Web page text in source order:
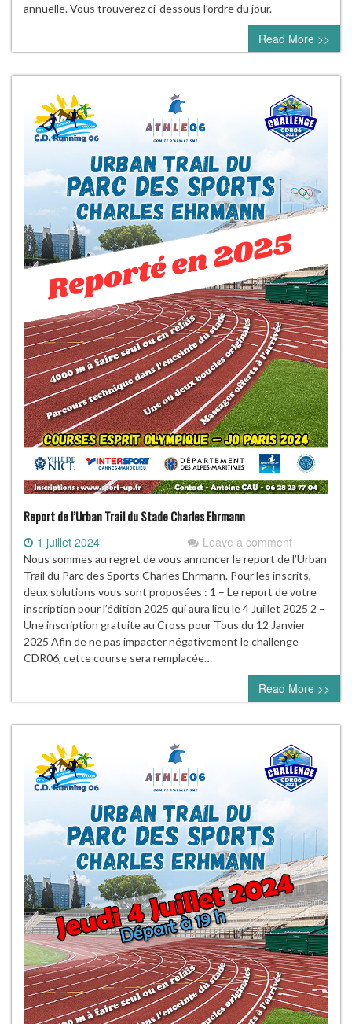
annuelle. Vous trouverez ci-dessous l’ordre du jour.
Read More >>
Report de l’Urban Trail du Stade Charles Ehrmann
1 juillet 2024 Leave a comment
Nous sommes au regret de vous annoncer le report de l’Urban
Trail du Parc des Sports Charles Ehrmann. Pour les inscrits,
deux solutions vous sont proposées : 1 – Le report de votre
inscription pour l’édition 2025 qui aura lieu le 4 Juillet 2025 2 –
Une inscription gratuite au Cross pour Tous du 12 Janvier
2025 Afin de ne pas impacter négativement le challenge
CDR06, cette course sera remplacée…
Read More >>